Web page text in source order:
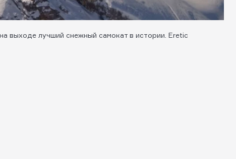
выходе лучший снежный самокат в истории. Eretic